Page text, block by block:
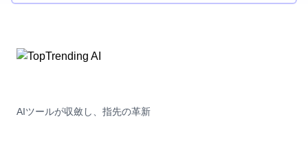
ック公開など、パーソナルブランディングの構築と、プラット
AIツールが収斂し、指先の革新